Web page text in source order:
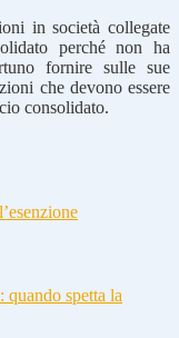
in società collegate
perché non ha
fornire sulle sue
che devono essere
consolidato.
spetta la